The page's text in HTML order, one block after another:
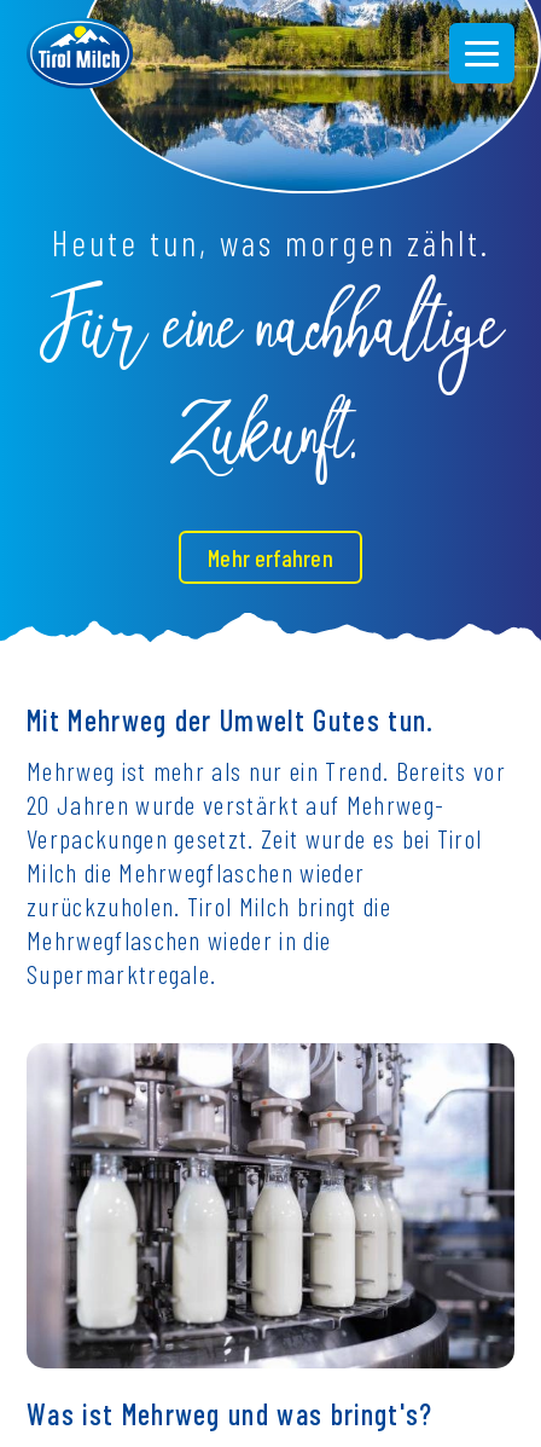
Direkt
zum
Inhalt
Heute tun, was morgen zählt.
Für eine nachhaltige
Zukunft.
Mehr erfahren
Mit Mehrweg der Umwelt Gutes tun.
Mehrweg ist mehr als nur ein Trend. Bereits vor
20 Jahren wurde verstärkt auf Mehrweg-
Verpackungen gesetzt. Zeit wurde es bei Tirol
Milch die Mehrwegflaschen wieder
zurückzuholen. Tirol Milch bringt die
Mehrwegflaschen wieder in die
Supermarktregale.
Was ist Mehrweg und was bringt's?